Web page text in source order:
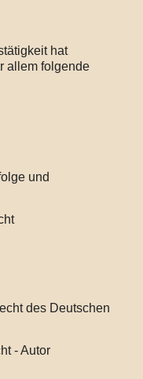
hat
allem folgende
und
des Deutschen
- Autor